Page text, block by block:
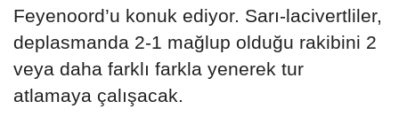
Feyenoord’u konuk ediyor. Sarı-lacivertliler,
deplasmanda 2-1 mağlup olduğu rakibini 2
veya daha farklı farkla yenerek tur
atlamaya çalışacak.